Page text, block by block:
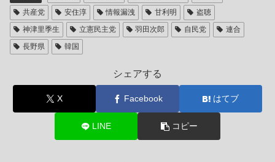
共産党
安住淳 情報漏洩 甘利明
盗聴
神津里季生
立憲民主党 羽田次郎 自民党
連合
長野県
韓国
シェアする
X Facebook はてブ
LINE コピー